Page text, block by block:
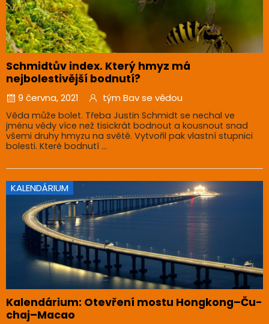
Schmidtův index. Který hmyz má
nejbolestivější bodnutí?
9 června, 2021 tým Bav se vědou
Věda může bolet. Třeba Justin Schmidt se nechal ve
jménu vědy více než tisickrát bodnout a kousnout snad
všemi druhy hmyzu na světě. Vytvořil pak vlastní stupnici
bolesti. Které bodnutí ...
KALENDÁRIUM
Kalendárium: Otevření mostu Hongkong–Ču-
chaj–Macao